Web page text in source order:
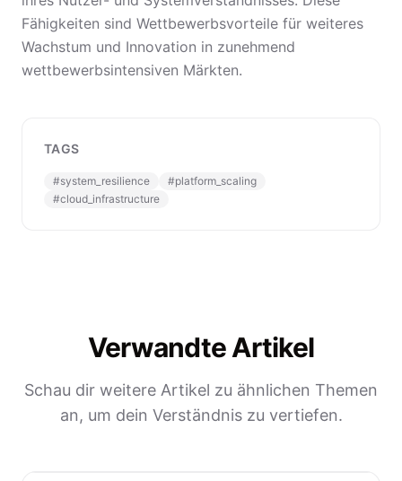
Fähigkeiten sind Wettbewerbsvorteile für weiteres
Wachstum und Innovation in zunehmend
wettbewerbsintensiven Märkten.
TAGS
#system_resilience #platform_scaling
#cloud_infrastructure
Verwandte Artikel
Schau dir weitere Artikel zu ähnlichen Themen
an, um dein Verständnis zu vertiefen.